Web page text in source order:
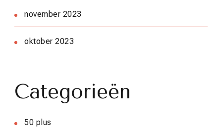
november 2023
oktober 2023
Categorieën
50 plus